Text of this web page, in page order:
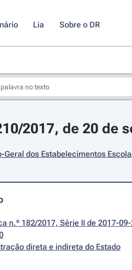
Lia Sobre o DR
2017, de 20 de
Geral dos Estabelecimentos
n.º 182/2017, Série II de 2017-
direta e indireta do Estado